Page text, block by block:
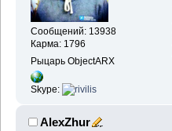
Сообщений: 13938
Карма: 1796
Рыцарь ObjectARX
Skype:
AlexZhur